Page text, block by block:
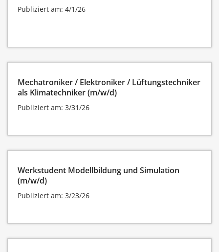
Publiziert am: 4/1/26
Mechatroniker / Elektroniker / Lüftungstechniker
als Klimatechniker (m/w/d)
Publiziert am: 3/31/26
Werkstudent Modellbildung und Simulation
(m/w/d)
Publiziert am: 3/23/26